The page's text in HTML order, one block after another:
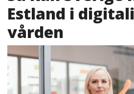
Estland i
vården